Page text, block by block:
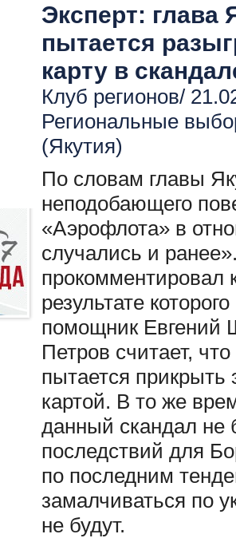
Эксперт: глава
пытается
карту в
Клуб регионов/
Региональные
(Якутия)
По словам главы
неподобающего
«Аэрофлота» в
случались и
прокомментировал
результате
помощник Евгений
Петров считает,
пытается прикрыть
картой. В то же
данный скандал не
последствий для
по последним
замалчиваться по
не будут.